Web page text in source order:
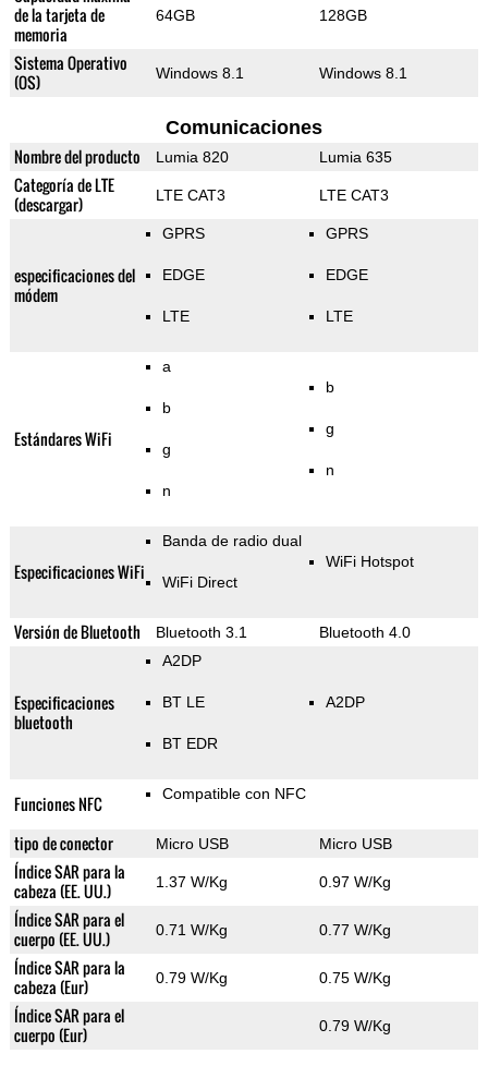
de la tarjeta de
memoria
64GB 128GB
Sistema Operativo
(OS)
Windows 8.1 Windows 8.1
Comunicaciones
Nombre del producto Lumia 820 Lumia 635
Categoría de LTE
(descargar)
LTE CAT3 LTE CAT3
especificaciones del
módem
GPRS
EDGE
LTE
GPRS
EDGE
LTE
Estándares WiFi
a
b
g
n
b
g
n
Especificaciones WiFi
Banda de radio dual
WiFi Direct
WiFi Hotspot
Versión de Bluetooth Bluetooth 3.1 Bluetooth 4.0
Especificaciones
bluetooth
A2DP
BT LE
BT EDR
A2DP
Funciones NFC Compatible con NFC
tipo de conector Micro USB Micro USB
Índice SAR para la
cabeza (EE. UU.)
1.37 W/Kg 0.97 W/Kg
Índice SAR para el
cuerpo (EE. UU.)
0.71 W/Kg 0.77 W/Kg
Índice SAR para la
cabeza (Eur)
0.79 W/Kg 0.75 W/Kg
Índice SAR para el
cuerpo (Eur)
0.79 W/Kg